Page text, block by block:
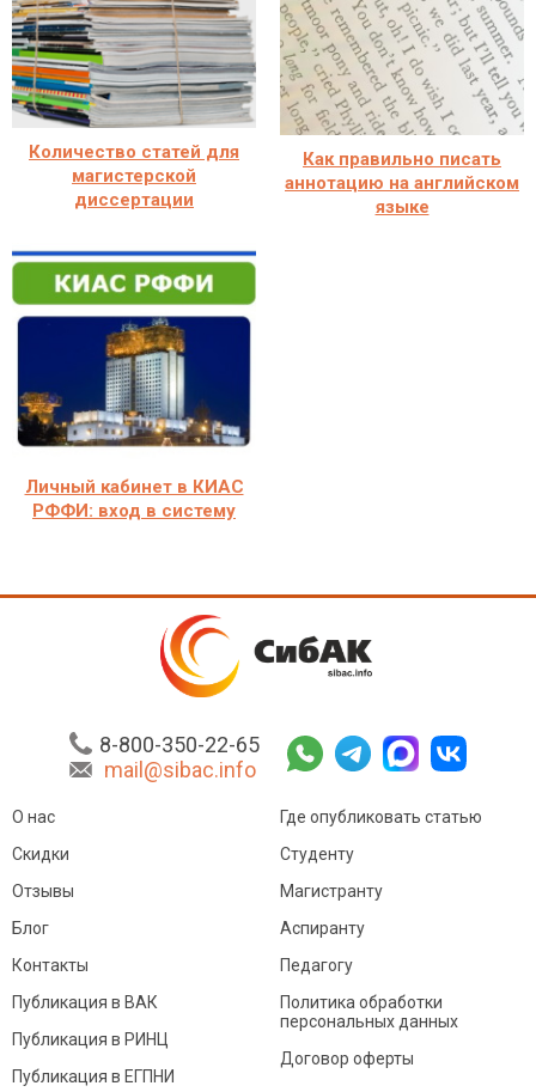
Количество статей для
магистерской
диссертации
Как правильно писать
аннотацию на английском
языке
Личный кабинет в КИАС
РФФИ: вход в систему
8-800-350-22-65
mail@sibac.info
О нас
Скидки
Отзывы
Блог
Контакты
Где опубликовать статью
Студенту
Магистранту
Аспиранту
Педагогу
Публикация в ВАК
Публикация в РИНЦ
Публикация в ЕГПНИ
Политика обработки
персональных данных
Договор оферты